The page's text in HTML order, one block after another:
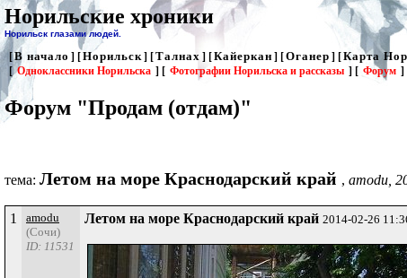
Норильские хроники
Норильск глазами людей.
[В начало ] [Норильск] [Талнах ] [Кайеркан ] [Оганер ] [Карта
[ Одноклассники Норильска ] [ Фотографии Норильска и рассказы ] [ Форум ]
Форум "Продам (отдам)"
тема: Летом на море Краснодарский край , amodu,
1
amodu
(Сочи)
ID: 11531
Летом на море Краснодарский край 2014-02-26